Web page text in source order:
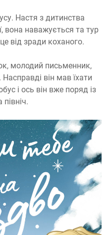
Настя з дитинства
вона наважується та тур
від зради коханого.
молодий письменник,
він мав їхати
і ось він вже поряд із